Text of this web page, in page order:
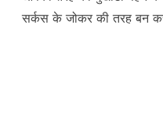
सर्कस के जोकर की तरह बन